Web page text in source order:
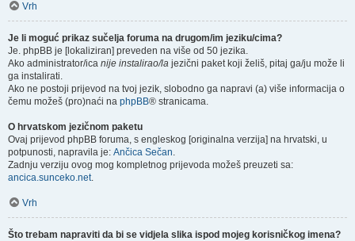
Vrh
Je li moguć prikaz sučelja foruma na drugom/im jeziku/cima?
Je. phpBB je [lokaliziran] preveden na više od 50 jezika.
Ako administrator/ica nije instalirao/la jezični paket koji želiš, pitaj ga/ju može li
ga instalirati.
Ako ne postoji prijevod na tvoj jezik, slobodno ga napravi (a) više informacija o
čemu možeš (pro)naći na phpBB® stranicama.
O hrvatskom jezičnom paketu
Ovaj prijevod phpBB foruma, s engleskog [originalna verzija] na hrvatski, u
potpunosti, napravila je: Ančica Sečan.
Zadnju verziju ovog mog kompletnog prijevoda možeš preuzeti sa:
ancica.sunceko.net.
Vrh
Što trebam napraviti da bi se vidjela slika ispod mojeg korisničkog imena?